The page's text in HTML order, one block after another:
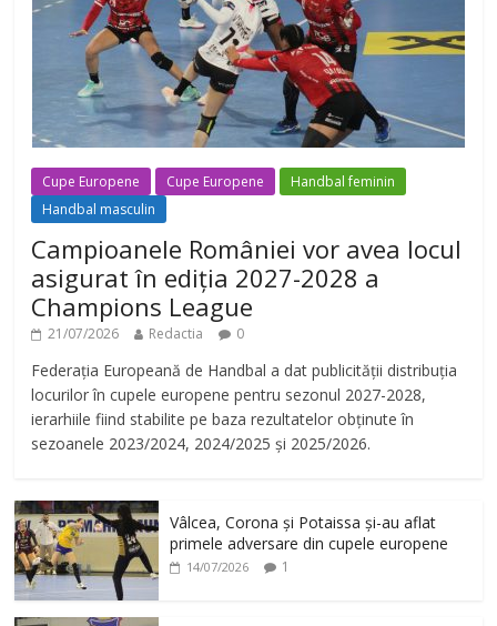
i
d
e
o
Cupe Europene Cupe Europene
Handbal feminin
Handbal masculin
Campioanele României vor avea locul
asigurat în ediția 2027-2028 a
Champions League
21/07/2026 Redactia 0
Federația Europeană de Handbal a dat publicității distribuția
locurilor în cupele europene pentru sezonul 2027-2028,
ierarhiile fiind stabilite pe baza rezultatelor obținute în
sezoanele 2023/2024, 2024/2025 și 2025/2026.
Vâlcea, Corona și Potaissa și-au aflat
primele adversare din cupele europene
14/07/2026 1